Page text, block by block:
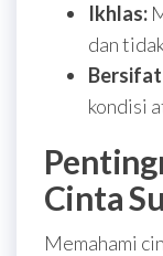
Ikhlas:
dan
kondisi
Cinta
Memahami